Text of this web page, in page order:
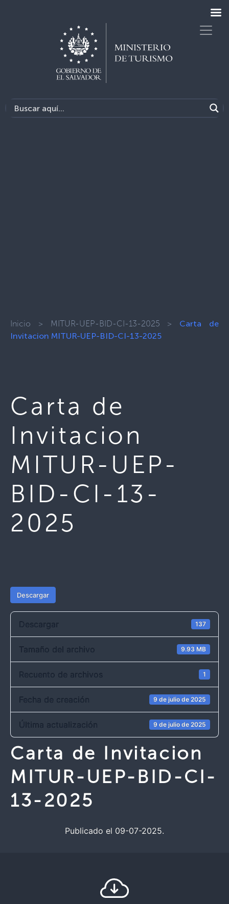
Inicio > MITUR-UEP-BID-CI-13-2025 > Carta de
Invitacion MITUR-UEP-BID-CI-13-2025
Carta de
Invitacion
MITUR-UEP-
BID-CI-13-
2025
Descargar
Descargar 137
Tamaño del archivo 9.93 MB
Recuento de archivos 1
Fecha de creación 9 de julio de 2025
Última actualización 9 de julio de 2025
Carta de Invitacion
MITUR-UEP-BID-CI-
13-2025
Publicado el 09-07-2025.